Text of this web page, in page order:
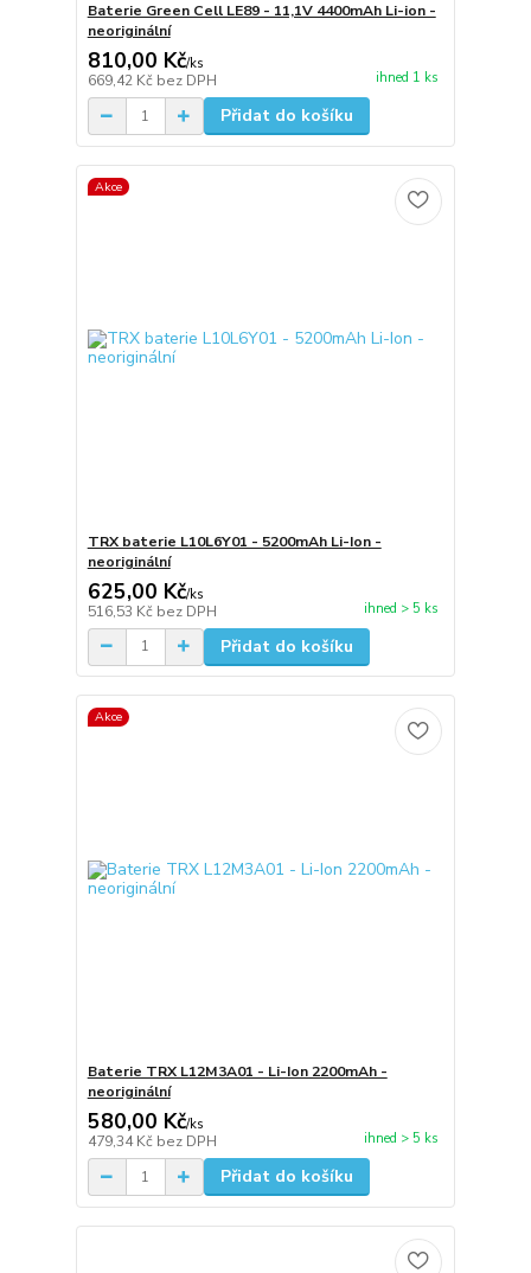
Baterie Green Cell LE89 - 11,1V 4400mAh Li-ion -
neoriginální
810,00 Kč/ks
669,42 Kč bez DPH ihned 1 ks
Přidat do košíku
Akce
TRX baterie L10L6Y01 - 5200mAh Li-Ion -
neoriginální
625,00 Kč/ks
516,53 Kč bez DPH ihned > 5 ks
Přidat do košíku
Akce
Baterie TRX L12M3A01 - Li-Ion 2200mAh -
neoriginální
580,00 Kč/ks
479,34 Kč bez DPH ihned > 5 ks
Přidat do košíku